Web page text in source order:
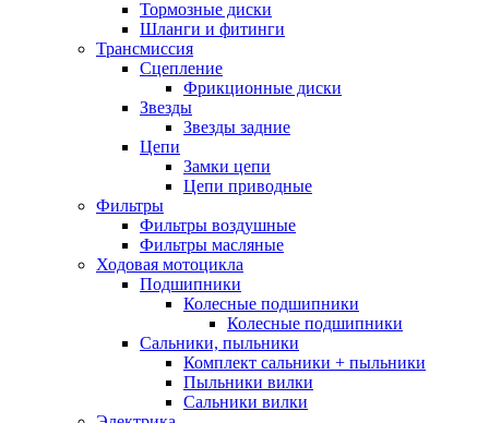
Тормозные диски
Шланги и фитинги
Трансмиссия
Cцепление
Фрикционные диски
Звезды
Звезды задние
Цепи
Замки цепи
Цепи приводные
Фильтры
Фильтры воздушные
Фильтры масляные
Ходовая мотоцикла
Подшипники
Колесные подшипники
Колесные подшипники
Сальники, пыльники
Комплект сальники + пыльники
Пыльники вилки
Сальники вилки